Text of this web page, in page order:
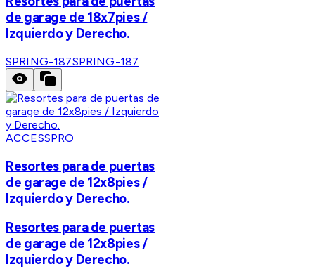
de garage de 18x7pies /
Izquierdo y Derecho.
SPRING-187SPRING-187
ACCESSPRO
Resortes para de puertas
de garage de 12x8pies /
Izquierdo y Derecho.
Resortes para de puertas
de garage de 12x8pies /
Izquierdo y Derecho.